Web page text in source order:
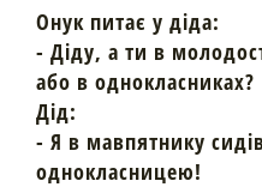
Онук питає у діда:
- Діду, а ти в
або в однокласниках?
Дід:
- Я в мавпятнику
однокласницею!